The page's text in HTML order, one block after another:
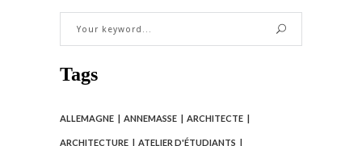
Tags
ALLEMAGNE ANNEMASSE ARCHITECTE
ARCHITECTURE ATELIER D'ÉTUDIANTS